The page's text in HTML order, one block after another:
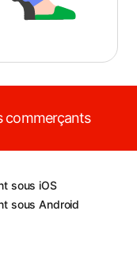
commerçants
sous iOS
sous Android